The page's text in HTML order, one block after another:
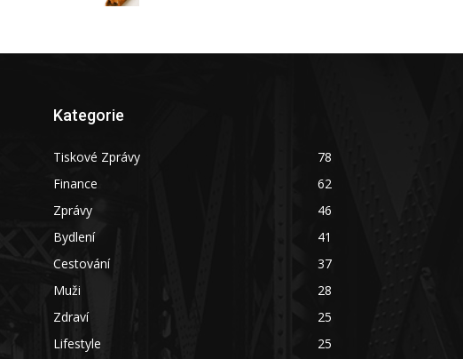
Kategorie
Tiskové Zprávy
78
Finance
62
Zprávy
46
Bydlení
41
Cestování
37
Muži
28
Zdraví
25
Lifestyle
25